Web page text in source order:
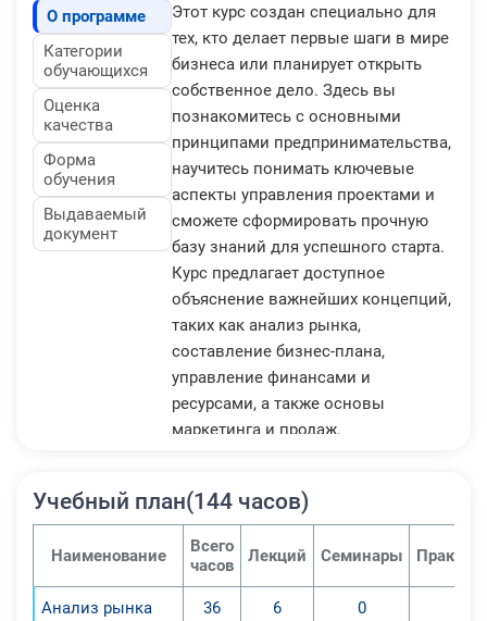
О программе
Категории
обучающихся
Оценка
качества
Форма
обучения
Выдаваемый
документ
Этот курс создан специально для
тех, кто делает первые шаги в мире
бизнеса или планирует открыть
собственное дело. Здесь вы
познакомитесь с основными
принципами предпринимательства,
научитесь понимать ключевые
аспекты управления проектами и
сможете сформировать прочную
базу знаний для успешного старта.
Курс предлагает доступное
объяснение важнейших концепций,
таких как анализ рынка,
составление бизнес-плана,
управление финансами и
ресурсами, а также основы
маркетинга и продаж.
Учебный план(144 часов)
Наименование
Всего
часов
Лекций Семинары
Анализ рынка 36 6 0